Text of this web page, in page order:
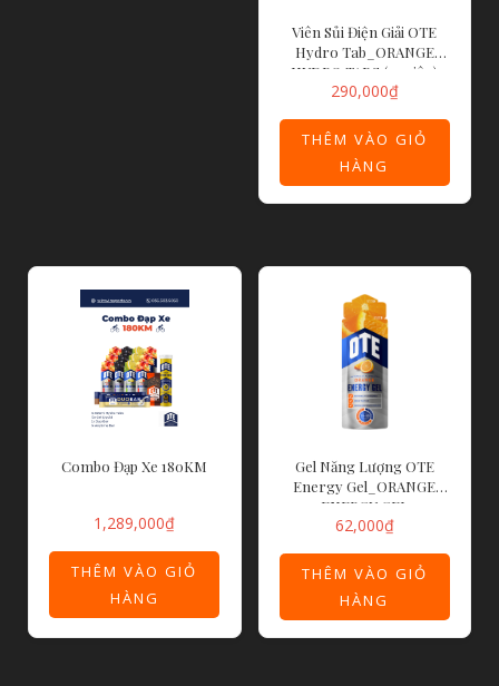
Viên Sủi Điện Giải OTE
Hydro Tab_ORANGE
HYDRO TABS (20 viên)
290,000₫
THÊM VÀO GIỎ
HÀNG
Combo Đạp Xe 180KM
1,289,000₫
THÊM VÀO GIỎ
HÀNG
Gel Năng Lượng OTE
Energy Gel_ORANGE
ENERGY GEL
62,000₫
THÊM VÀO GIỎ
HÀNG